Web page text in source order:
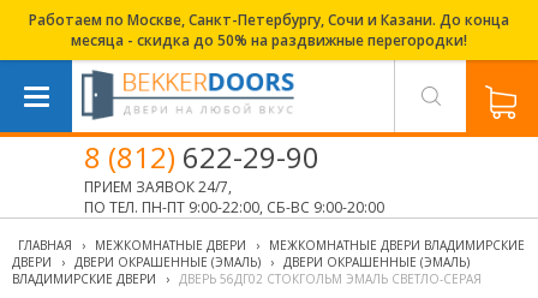
Работаем по Москве, Санкт-Петербургу, Сочи и Казани. До конца
месяца - скидка до 50% на раздвижные перегородки!
8 (812) 622-29-90
ПРИЕМ ЗАЯВОК 24/7,
ПО ТЕЛ. ПН-ПТ 9:00-22:00, СБ-ВС 9:00-20:00
ГЛАВНАЯ › МЕЖКОМНАТНЫЕ ДВЕРИ ›
МЕЖКОМНАТНЫЕ ДВЕРИ ВЛАДИМИРСКИЕ
ДВЕРИ
› ДВЕРИ ОКРАШЕННЫЕ (ЭМАЛЬ) › ДВЕРИ ОКРАШЕННЫЕ (ЭМАЛЬ)
ВЛАДИМИРСКИЕ ДВЕРИ
› ДВЕРЬ 56ДГ02 СТОКГОЛЬМ ЭМАЛЬ СВЕТЛО-СЕРАЯ